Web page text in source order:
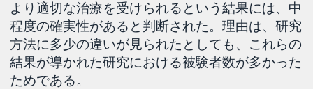
より適切な治療を受けられるという結果には、中
程度の確実性があると判断された。理由は、研究
方法に多少の違いが見られたとしても、これらの
結果が導かれた研究における被験者数が多かった
ためである。